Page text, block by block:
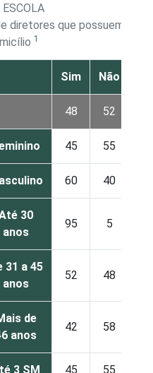
diretores que possuem
1
Sim Não
48 52
45 55
60 40
30
anos
95 5
31 a 45
anos
52 48
de
anos
42 58
3 SM 45 55